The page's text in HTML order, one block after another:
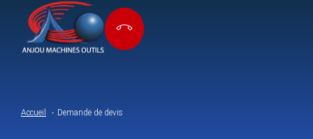
Accueil Demande de devis